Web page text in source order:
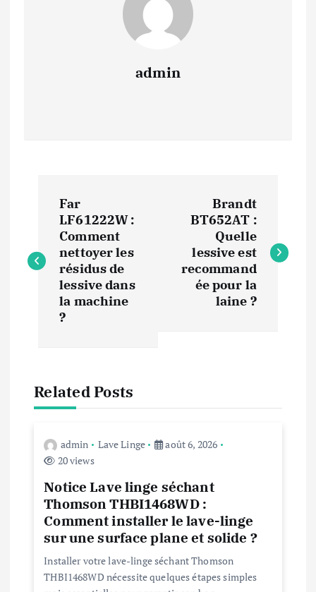
admin
v
t
Far
LF61222W :
Comment
nettoyer les
résidus de
lessive dans
la machine
?
Brandt
BT652AT :
Quelle
lessive est
recommand
ée pour la
laine ?
Related Posts
admin Lave Linge
août 6, 2026
20 views
Notice Lave linge séchant
Thomson THBI1468WD :
Comment installer le lave-linge
sur une surface plane et solide ?
Installer votre lave-linge séchant Thomson
THBI1468WD nécessite quelques étapes simples